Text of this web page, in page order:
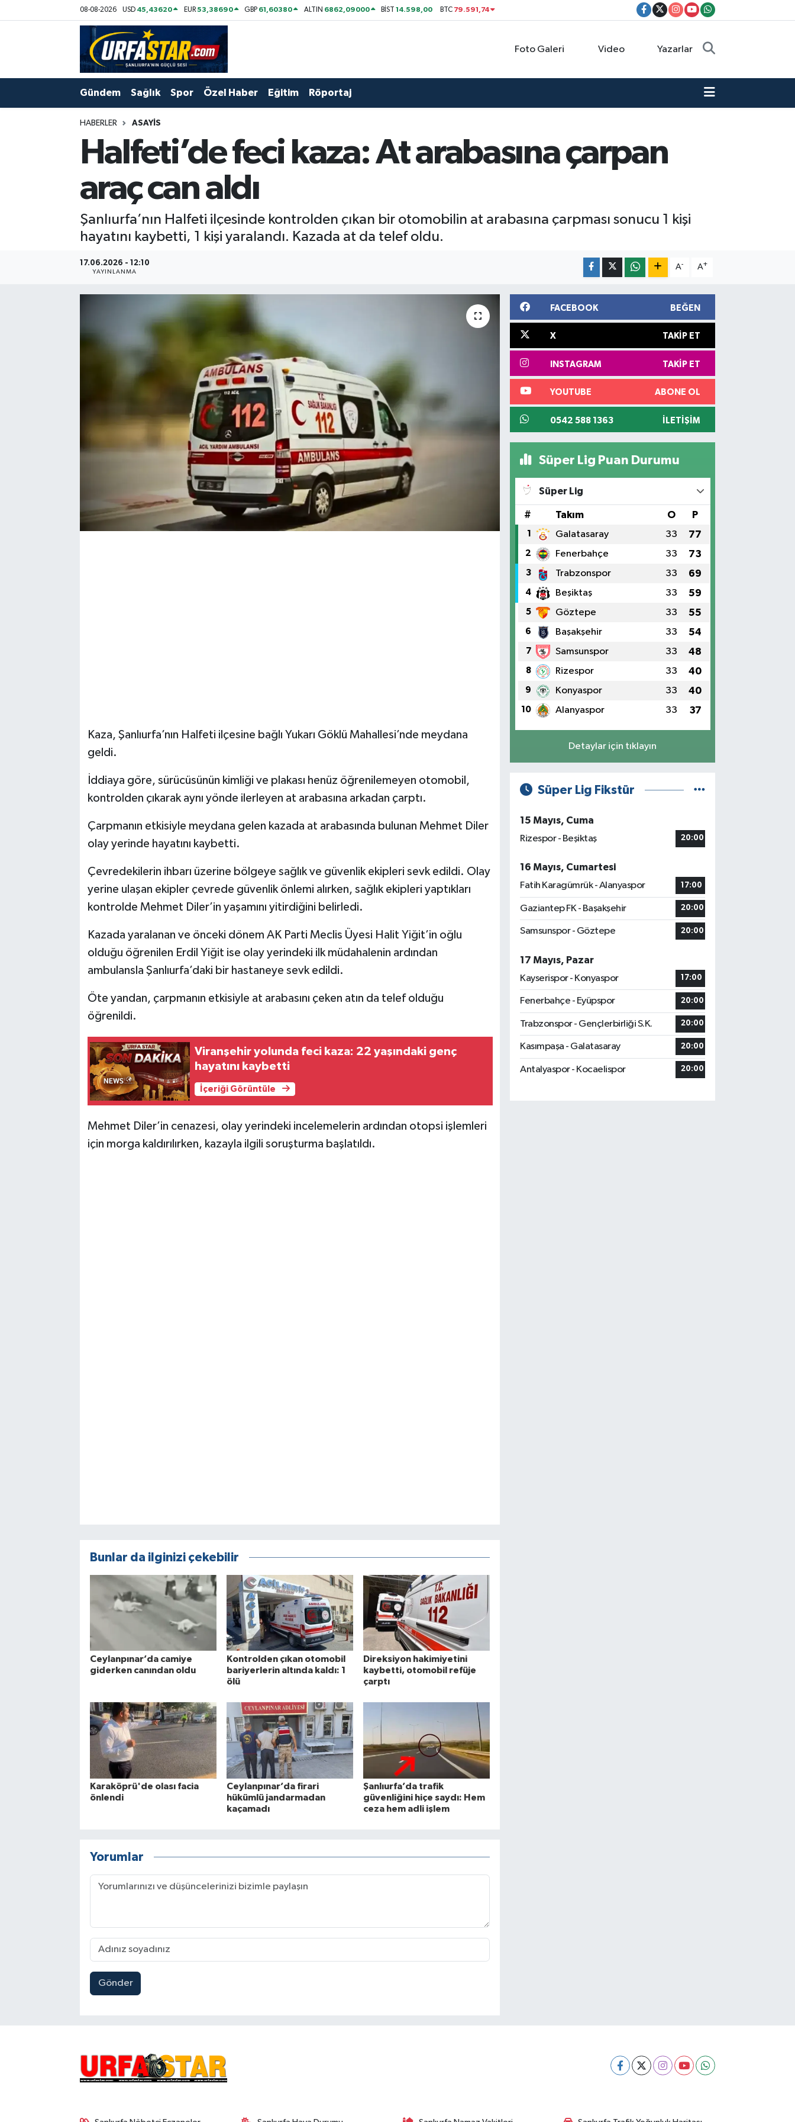
08-08-2026 USD 45,43620 EUR53,38690 GBP 61,60380 ALTIN 6862,09000 BİST14.598,00 BTC 79.591,74
Foto Galeri Video Yazarlar
Gündem Sağlık Spor Özel Haber Eğitim Röportaj
HABERLER ASAYİS
Halfeti’de feci kaza: At arabasına çarpan
araç can aldı
Şanlıurfa’nın Halfeti ilçesinde kontrolden çıkan bir otomobilin at arabasına çarpması sonucu 1 kişi
hayatını kaybetti, 1 kişi yaralandı. Kazada at da telef oldu.
17.06.2026 - 12:10
YAYINLANMA
A- A+
Kaza, Şanlıurfa’nın Halfeti ilçesine bağlı Yukarı Göklü Mahallesi’nde meydana
geldi.
İddiaya göre, sürücüsünün kimliği ve plakası henüz öğrenilemeyen otomobil,
kontrolden çıkarak aynı yönde ilerleyen at arabasına arkadan çarptı.
Çarpmanın etkisiyle meydana gelen kazada at arabasında bulunan Mehmet Diler
olay yerinde hayatını kaybetti.
Çevredekilerin ihbarı üzerine bölgeye sağlık ve güvenlik ekipleri sevk edildi. Olay
yerine ulaşan ekipler çevrede güvenlik önlemi alırken, sağlık ekipleri yaptıkları
kontrolde Mehmet Diler’in yaşamını yitirdiğini belirledi.
Kazada yaralanan ve önceki dönem AK Parti Meclis Üyesi Halit Yiğit’in oğlu
olduğu öğrenilen Erdil Yiğit ise olay yerindeki ilk müdahalenin ardından
ambulansla Şanlıurfa’daki bir hastaneye sevk edildi.
Öte yandan, çarpmanın etkisiyle at arabasını çeken atın da telef olduğu
öğrenildi.
Viranşehir yolunda feci kaza: 22 yaşındaki genç
hayatını kaybetti
İçeriği Görüntüle
Mehmet Diler’in cenazesi, olay yerindeki incelemelerin ardından otopsi işlemleri
için morga kaldırılırken, kazayla ilgili soruşturma başlatıldı.
Bunlar da ilginizi çekebilir
Ceylanpınar’da camiye
giderken canından oldu
Kontrolden çıkan otomobil
bariyerlerin altında kaldı: 1
ölü
Direksiyon hakimiyetini
kaybetti, otomobil refüje
çarptı
Karaköprü'de olası facia
önlendi
Ceylanpınar’da firari
hükümlü jandarmadan
kaçamadı
Şanlıurfa’da trafik
güvenliğini hiçe saydı: Hem
ceza hem adli işlem
Yorumlar
Gönder
FACEBOOK BEĞEN
X TAKIP ET
INSTAGRAM TAKIP ET
YOUTUBE ABONE OL
0542 588 1363 İLETIŞIM
Süper Lig Puan Durumu
Süper Lig
# Takım O P
1 Galatasaray 33 77
2 Fenerbahçe 33 73
3 Trabzonspor 33 69
4 Beşiktaş 33 59
5 Göztepe 33 55
6 Başakşehir 33 54
7 Samsunspor 33 48
8 Rizespor 33 40
9 Konyaspor 33 40
10 Alanyaspor 33 37
Detaylar için tıklayın
Süper Lig Fikstür
15 Mayıs, Cuma
Rizespor - Beşiktaş
20:00
16 Mayıs, Cumartesi
Fatih Karagümrük - Alanyaspor
17:00
Gaziantep FK - Başakşehir 20:00
Samsunspor - Göztepe 20:00
17 Mayıs, Pazar
Kayserispor - Konyaspor
17:00
Fenerbahçe - Eyüpspor 20:00
Trabzonspor - Gençlerbirliği S.K. 20:00
Kasımpaşa - Galatasaray 20:00
Antalyaspor - Kocaelispor 20:00
Şanlıurfa Nöbetçi Eczaneler
Şanlıurfa Hava Durumu
Süper Lig Puan Durumu ve Fikstür
Tüm Manşetler
Son Dakika Haberleri